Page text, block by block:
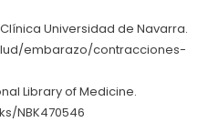
Universidad de Navarra.
embarazo/contracciones-
Library of Medicine.
NBK470546